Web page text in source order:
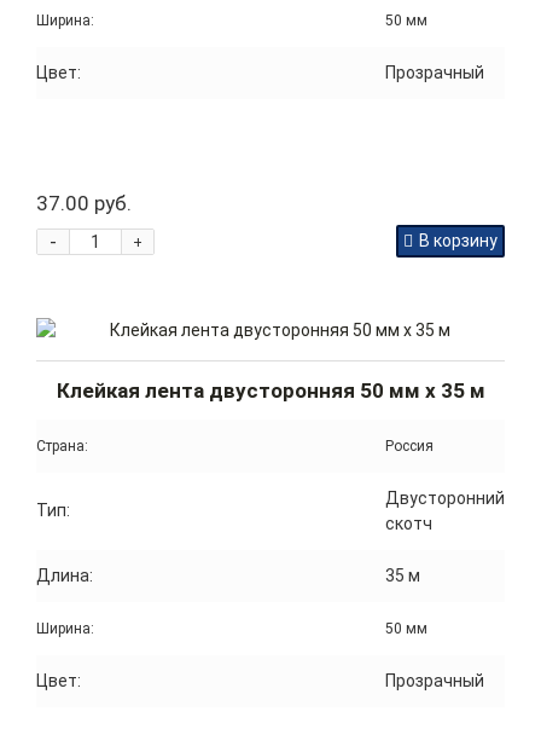
Ширина: 50 мм
Цвет: Прозрачный
37.00 руб.
+
- В корзину
Клейкая лента двусторонняя 50 мм x 35 м
Страна: Россия
Тип:
Двусторонний
скотч
Длина: 35 м
Ширина: 50 мм
Цвет: Прозрачный